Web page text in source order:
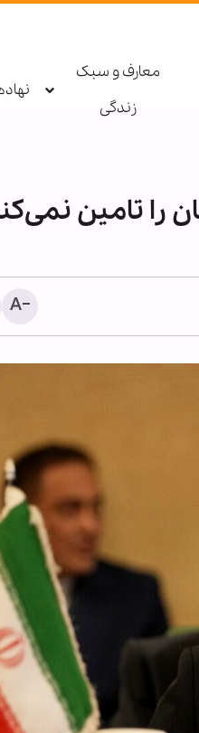
معارف و سبک
زندگی
را تامین
مقاومت اسلامی
آمریکا و عربستان